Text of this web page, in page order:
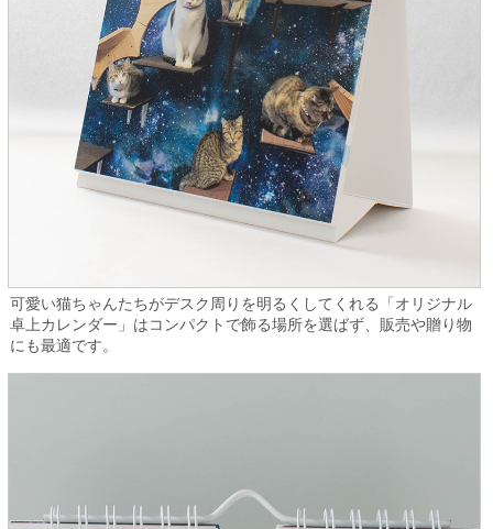
可愛い猫ちゃんたちがデスク周りを明るくしてくれる「オリジナル
卓上カレンダー」はコンパクトで飾る場所を選ばず、販売や贈り物
にも最適です。